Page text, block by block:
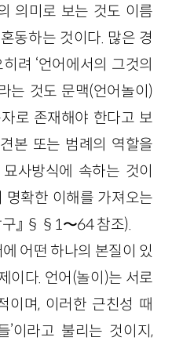
의미로 보는 것도 이름
동하는 것이다. 많은 경
려 ‘언어에서의 그것의
는 것도 문맥(언어놀이)
로 존재해야 한다고 보
본 또는 범례의 역할을
사방식에 속하는 것이
확한 이해를 가져오는
구』 §§1〜64 참조).
어떤 하나의 본질이 있
이다. 언어(놀이)는 서로
이며, 이러한 근친성 때
’이라고 불리는 것이지,